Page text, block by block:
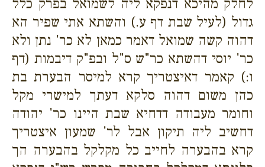
לחלק מהיכא דנפקא ליה לשמואל בפרק כלל
גדול (לעיל שבת דף ע.) והשתא אתי שפיר הא
דהוה קשה שמואל דאמר כמאן לא כר' נתן ולא
כר' יוסי דהשתא כר"ש ס"ל ובפ"ק דיבמות (דף
ו:) קאמר דאיצטריך קרא למיסר הבערת בת
כהן משום דהוה סלקא דעתך למישרי מקל
וחומר מעבודה דדחיא שבת היינו כר' יהודה
דחשיב ליה תיקון אבל לר' שמעון איצטריך
קרא בהבערה לחייב כל מקלקל בהבערה הך